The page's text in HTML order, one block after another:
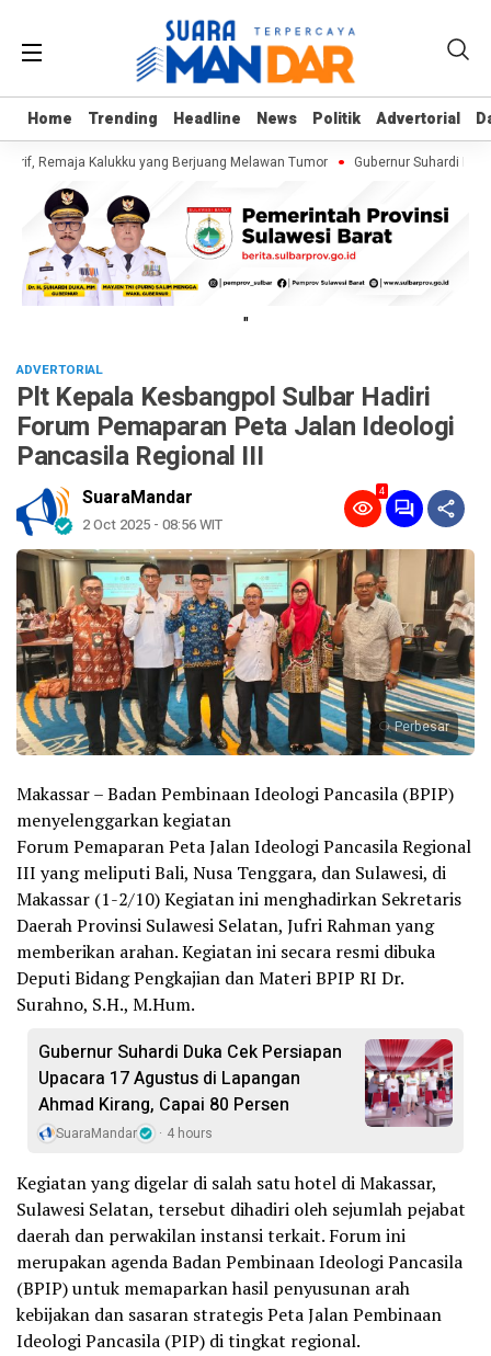
Home Trending Headline News Politik Advertorial
Home Trending Headline News Politik Advertorial
Remaja Kalukku yang Berjuang Melawan Tumor Gubernur Suhardi Duka
"
ADVERTORIAL
Plt Kepala Kesbangpol Sulbar Hadiri
Forum Pemaparan Peta Jalan Ideologi
Pancasila Regional III
SuaraMandar
2 Oct 2025 - 08:56 WIT
4
Perbesar
Makassar – Badan Pembinaan Ideologi Pancasila (BPIP)
menyelenggarkan kegiatan
Forum Pemaparan Peta Jalan Ideologi Pancasila Regional
III yang meliputi Bali, Nusa Tenggara, dan Sulawesi, di
Makassar (1-2/10) Kegiatan ini menghadirkan Sekretaris
Daerah Provinsi Sulawesi Selatan, Jufri Rahman yang
memberikan arahan. Kegiatan ini secara resmi dibuka
Deputi Bidang Pengkajian dan Materi BPIP RI Dr.
Surahno, S.H., M.Hum.
Gubernur Suhardi Duka Cek Persiapan
Upacara 17 Agustus di Lapangan
Ahmad Kirang, Capai 80 Persen
SuaraMandar 4 hours
Kegiatan yang digelar di salah satu hotel di Makassar,
Sulawesi Selatan, tersebut dihadiri oleh sejumlah pejabat
daerah dan perwakilan instansi terkait. Forum ini
merupakan agenda Badan Pembinaan Ideologi Pancasila
(BPIP) untuk memaparkan hasil penyusunan arah
kebijakan dan sasaran strategis Peta Jalan Pembinaan
Ideologi Pancasila (PIP) di tingkat regional.